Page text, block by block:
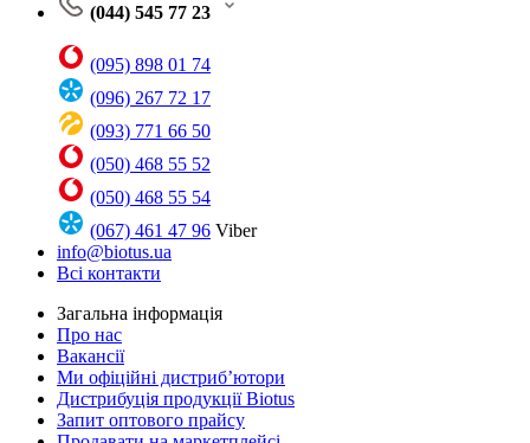
(044) 545 77 23
(095) 898 01 74
(096) 267 72 17
(093) 771 66 50
(050) 468 55 52
(050) 468 55 54
(067) 461 47 96 Viber
info@biotus.ua
Всі контакти
Загальна інформація
Про нас
Вакансії
Ми офіційні дистриб’ютори
Дистрибуція продукції Biotus
Запит оптового прайсу